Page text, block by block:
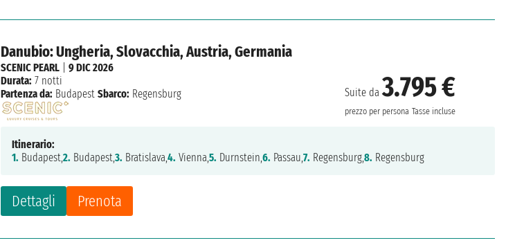
Danubio: Ungheria, Slovacchia, Austria, Germania
Suite da3.795 €
prezzo per persona Tasse incluse
Dettagli Prenota
SCENIC PEARL |9 DIC 2026
Durata: 7 notti
Partenza da: Budapest Sbarco: Regensburg
Itinerario:
1. Budapest,2. Budapest,3. Bratislava,4. Vienna,5. Durnstein,6. Passau,7. Regensburg,8. Regensburg